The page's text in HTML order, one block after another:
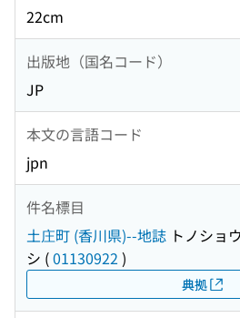
22cm
出版地（国名コード）
JP
本文の言語コード
jpn
件名標目
土庄町 (香川県)--地誌 トノショ
シ (01130922 )
典拠